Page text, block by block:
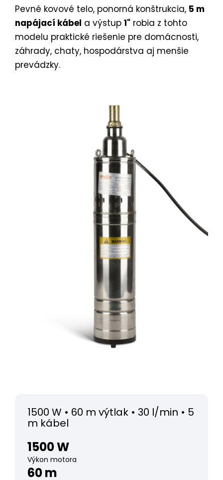
Pevné kovové telo, ponorná konštrukcia, 5 m
napájací kábel a výstup 1" robia z tohto
modelu praktické riešenie pre domácnosti,
záhrady, chaty, hospodárstva aj menšie
prevádzky.
1500 W • 60 m výtlak • 30 l/min • 5
m kábel
1500 W
Výkon motora
60 m